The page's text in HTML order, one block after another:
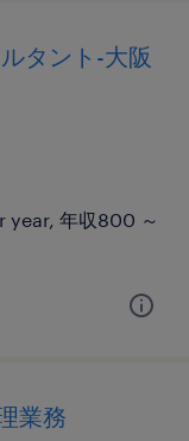
タント-大阪
年収800 ～
業務